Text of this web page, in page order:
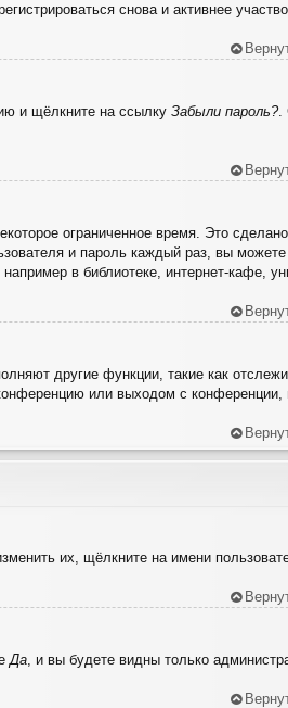
снова и активнее
и щёлкните на ссылку Забыли пароль?.
ограниченное время. Это
и пароль каждый раз, вы можете
в библиотеке, интернет-кафе,
другие функции, такие как
или выходом с конференции,
их, щёлкните на имени
Да , и вы будете видны только